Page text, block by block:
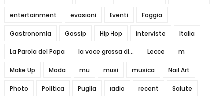
entertainment evasioni Eventi Foggia
Gastronomia Gossip Hip Hop interviste Italia
La Parola del Papa la voce grossa di... Lecce m
Make Up Moda mu musi musica Nail Art
Photo Politica Puglia radio recent Salute